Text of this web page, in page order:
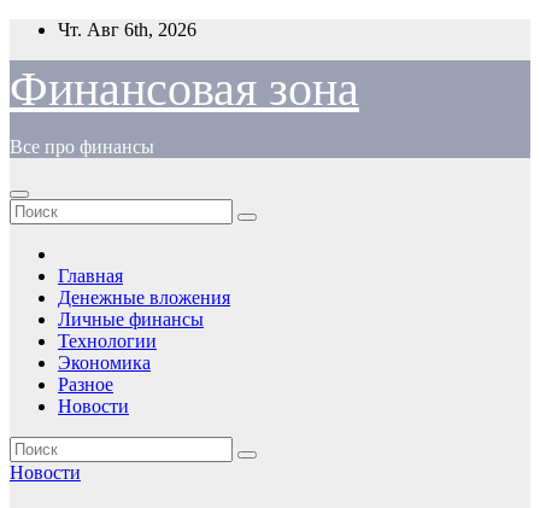
Перейти
содержимому
Чт. Авг 6th, 2026
Финансовая зона
Все про финансы
Главная
Денежные вложения
Личные финансы
Технологии
Экономика
Разное
Новости
Новости